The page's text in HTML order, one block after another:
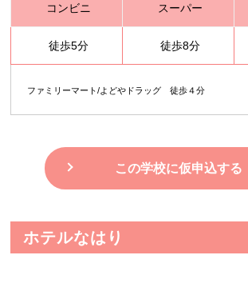
コンビニ スーパー
徒歩5分 徒歩8分
ファミリーマート/よどやドラッグ 徒歩４分
この学校に仮申込する
ホテルなはり